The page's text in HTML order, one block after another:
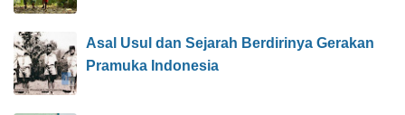
Asal Usul dan Sejarah Berdirinya Gerakan
Pramuka Indonesia